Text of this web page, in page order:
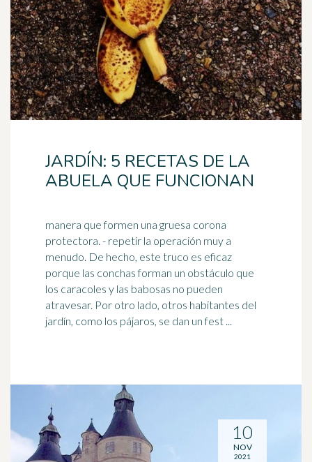
JARDÍN: 5 RECETAS DE LA
ABUELA QUE FUNCIONAN
manera que formen una gruesa corona
protectora. - repetir la operación muy a
menudo. De hecho, este truco es eficaz
porque las conchas forman un obstáculo que
los caracoles y las babosas no pueden
atravesar. Por otro lado, otros habitantes del
jardín, como los pájaros, se dan un fest ...
10
NOV
2021